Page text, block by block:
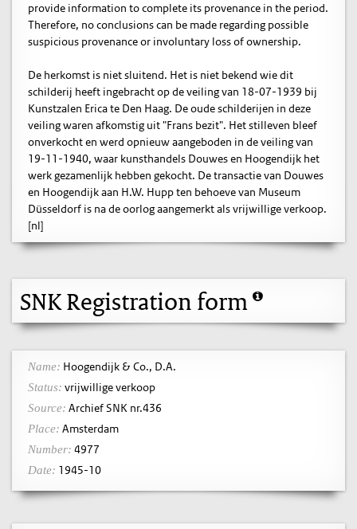
provide information to complete its provenance in the period.
Therefore, no conclusions can be made regarding possible
suspicious provenance or involuntary loss of ownership.
De herkomst is niet sluitend. Het is niet bekend wie dit
schilderij heeft ingebracht op de veiling van 18-07-1939 bij
Kunstzalen Erica te Den Haag. De oude schilderijen in deze
veiling waren afkomstig uit "Frans bezit". Het stilleven bleef
onverkocht en werd opnieuw aangeboden in de veiling van
19-11-1940, waar kunsthandels Douwes en Hoogendijk het
werk gezamenlijk hebben gekocht. De transactie van Douwes
en Hoogendijk aan H.W. Hupp ten behoeve van Museum
Düsseldorf is na de oorlog aangemerkt als vrijwillige verkoop.
[nl]
SNK Registration form
Name: Hoogendijk & Co., D.A.
Status: vrijwillige verkoop
Source: Archief SNK nr.436
Place: Amsterdam
Number: 4977
Date: 1945-10